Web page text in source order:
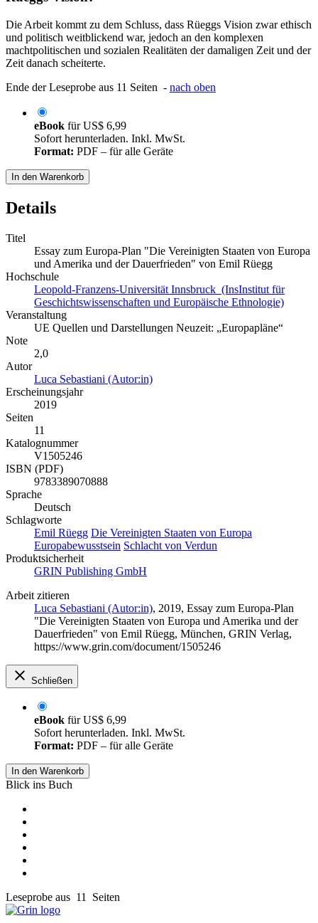
Die Arbeit kommt zu dem Schluss, dass Rüeggs Vision zwar ethisch
und politisch weitblickend war, jedoch an den komplexen
machtpolitischen und sozialen Realitäten der damaligen Zeit und der
Zeit danach scheiterte.
Ende der Leseprobe aus 11 Seiten - nach oben
eBook fürUS$ 6,99
Sofort herunterladen. Inkl. MwSt.
Format: PDF – für alle Geräte
In den Warenkorb
Details
Titel
Essay zum Europa-Plan "Die Vereinigten Staaten von Europa
und Amerika und der Dauerfrieden" von Emil Rüegg
Hochschule
Leopold-Franzens-Universität Innsbruck (InsInstitut für
Geschichtswissenschaften und Europäische Ethnologie)
Veranstaltung
UE Quellen und Darstellungen Neuzeit: „Europapläne“
Note
2,0
Autor
Luca Sebastiani (Autor:in)
Erscheinungsjahr
2019
Seiten
11
Katalognummer
V1505246
ISBN (PDF)
9783389070888
Sprache
Deutsch
Schlagworte
Emil Rüegg Die Vereinigten Staaten von Europa
Europabewusstsein Schlacht von Verdun
Produktsicherheit
GRIN Publishing GmbH
Arbeit zitieren
Luca Sebastiani (Autor:in), 2019, Essay zum Europa-Plan
"Die Vereinigten Staaten von Europa und Amerika und der
Dauerfrieden" von Emil Rüegg, München, GRIN Verlag,
https://www.grin.com/document/1505246
Schließen
eBook fürUS$ 6,99
Sofort herunterladen. Inkl. MwSt.
Format: PDF – für alle Geräte
In den Warenkorb
Blick ins Buch
Leseprobe aus 11 Seiten